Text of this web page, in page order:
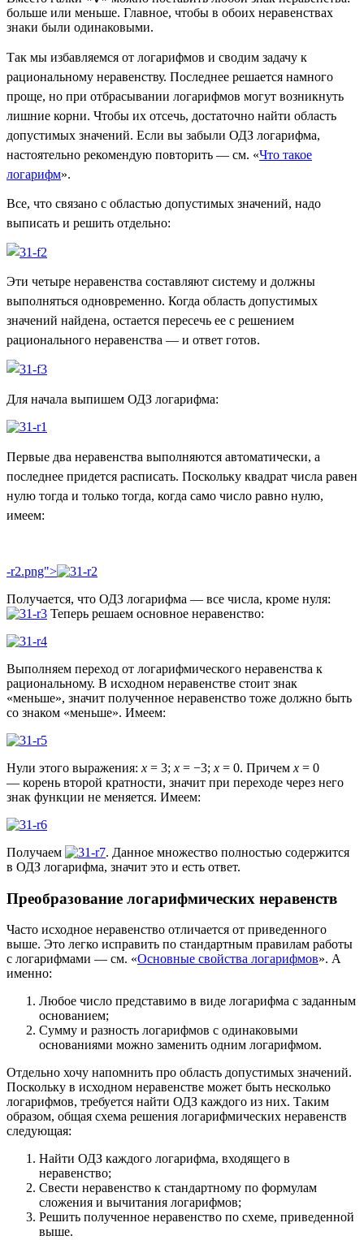
больше или меньше. Главное, чтобы в обоих неравенствах
знаки были одинаковыми.
Так мы избавляемся от логарифмов и сводим задачу к
рациональному неравенству. Последнее решается намного
проще, но при отбрасывании логарифмов могут возникнуть
лишние корни. Чтобы их отсечь, достаточно найти область
допустимых значений. Если вы забыли ОДЗ логарифма,
настоятельно рекомендую повторить — см. «Что такое
логарифм».
Все, что связано с областью допустимых значений, надо
выписать и решить отдельно:
Эти четыре неравенства составляют систему и должны
выполняться одновременно. Когда область допустимых
значений найдена, остается пересечь ее с решением
рационального неравенства — и ответ готов.
Для начала выпишем ОДЗ логарифма:
Первые два неравенства выполняются автоматически, а
последнее придется расписать. Поскольку квадрат числа равен
нулю тогда и только тогда, когда само число равно нулю,
имеем:
-r2.png">
Получается, что ОДЗ логарифма — все числа, кроме нуля:
Теперь решаем основное неравенство:
Выполняем переход от логарифмического неравенства к
рациональному. В исходном неравенстве стоит знак
«меньше», значит полученное неравенство тоже должно быть
со знаком «меньше». Имеем:
Нули этого выражения: x = 3; x = −3; x = 0. Причем x = 0
— корень второй кратности, значит при переходе через него
знак функции не меняется. Имеем:
Получаем
. Данное множество полностью содержится
в ОДЗ логарифма, значит это и есть ответ.
Преобразование логарифмических неравенств
Часто исходное неравенство отличается от приведенного
выше. Это легко исправить по стандартным правилам работы
с логарифмами — см. «Основные свойства логарифмов». А
именно:
Любое число представимо в виде логарифма с заданным
основанием;
Сумму и разность логарифмов с одинаковыми
основаниями можно заменить одним логарифмом.
Отдельно хочу напомнить про область допустимых значений.
Поскольку в исходном неравенстве может быть несколько
логарифмов, требуется найти ОДЗ каждого из них. Таким
образом, общая схема решения логарифмических неравенств
следующая:
Найти ОДЗ каждого логарифма, входящего в
неравенство;
Свести неравенство к стандартному по формулам
сложения и вычитания логарифмов;
Решить полученное неравенство по схеме, приведенной
выше.